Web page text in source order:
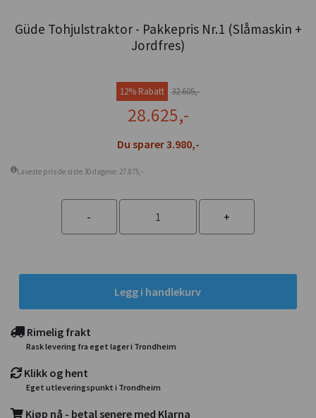
Güde Tohjulstraktor - Pakkepris Nr.1 (Slåmaskin +
Jordfres)
12% Rabatt 32.605,-
28.625,-
Du sparer 3.980,-
Laveste pris de siste 30 dagene: 27.875,-
Legg i handlekurv
Rimelig frakt
Rask levering fra eget lager i Trondheim
Klikk og hent
Eget utleveringspunkt i Trondheim
Kjøp nå - betal senere med Klarna